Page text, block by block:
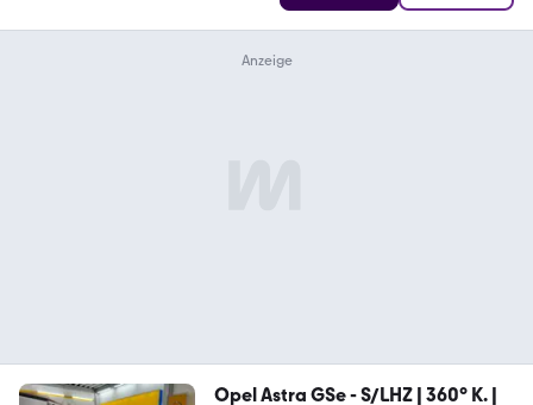
Opel Astra GSe - S/LHZ | 360° K. |